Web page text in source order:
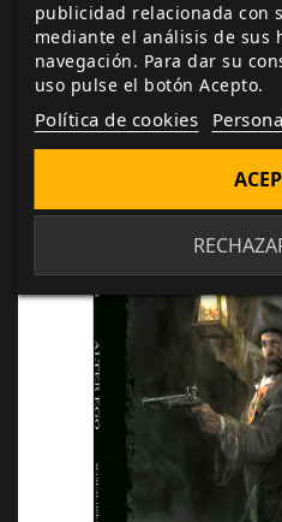
mercancías y servicios,
director de juego las
reflejar los efectos de la
publicidad relacionada con
mediante el análisis de sus
navegación. Para dar su
uso pulse el botón Acepto.
Política de cookies